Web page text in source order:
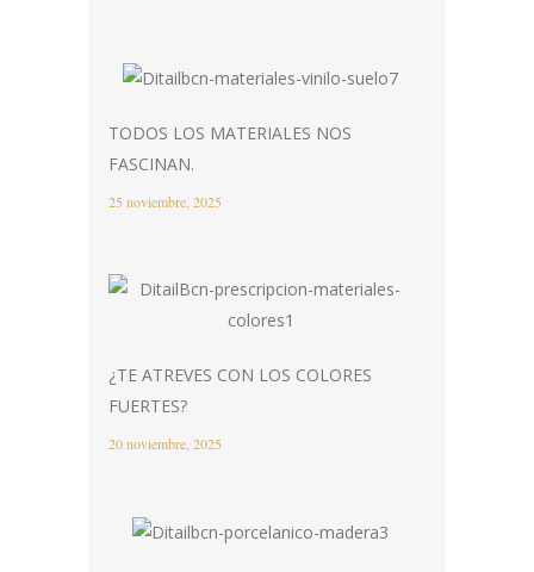
TODOS LOS MATERIALES NOS
FASCINAN.
25 noviembre, 2025
¿TE ATREVES CON LOS COLORES
FUERTES?
20 noviembre, 2025